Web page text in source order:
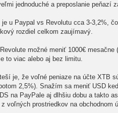
jednoduché a preposlanie peňazí
je u Paypal vs Revolutu cca 3-3,2%,
rozdiel celkom zaujímavý.
možné meniť 1000€ mesačne
to viac alebo aj bez limitu.
je, že voľné peniaze na účte XTB
2,5%). Snažím sa meniť USD
na PayPale aj dlhšiu dobu a takto
voľných prostriedkov na obchodnom